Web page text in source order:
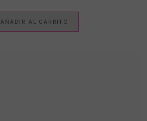
AÑADIR AL CARRITO